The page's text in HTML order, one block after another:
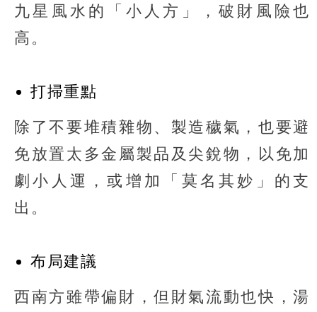
九星風水的「小人方」，破財風險也
高。
打掃重點
除了不要堆積雜物、製造穢氣，也要避
免放置太多金屬製品及尖銳物，以免加
劇小人運，或增加「莫名其妙」的支
出。
布局建議
西南方雖帶偏財，但財氣流動也快，湯